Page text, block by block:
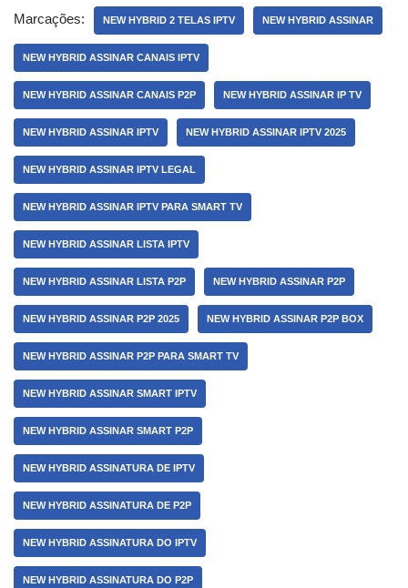
Marcações: NEW HYBRID 2 TELAS IPTV NEW HYBRID ASSINAR
NEW HYBRID ASSINAR CANAIS IPTV
NEW HYBRID ASSINAR CANAIS P2P NEW HYBRID ASSINAR IP TV
NEW HYBRID ASSINAR IPTV NEW HYBRID ASSINAR IPTV 2025
NEW HYBRID ASSINAR IPTV LEGAL
NEW HYBRID ASSINAR IPTV PARA SMART TV
NEW HYBRID ASSINAR LISTA IPTV
NEW HYBRID ASSINAR LISTA P2P NEW HYBRID ASSINAR P2P
NEW HYBRID ASSINAR P2P 2025 NEW HYBRID ASSINAR P2P BOX
NEW HYBRID ASSINAR P2P PARA SMART TV
NEW HYBRID ASSINAR SMART IPTV
NEW HYBRID ASSINAR SMART P2P
NEW HYBRID ASSINATURA DE IPTV
NEW HYBRID ASSINATURA DE P2P
NEW HYBRID ASSINATURA DO IPTV
NEW HYBRID ASSINATURA DO P2P